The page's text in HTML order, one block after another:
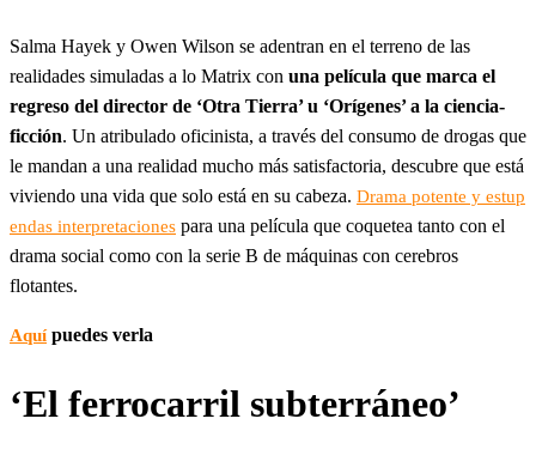
Salma Hayek y Owen Wilson se adentran en el terreno de las
realidades simuladas a lo Matrix con una película que marca el
regreso del director de ‘Otra Tierra’ u ‘Orígenes’ a la ciencia-
ficción. Un atribulado oficinista, a través del consumo de drogas que
le mandan a una realidad mucho más satisfactoria, descubre que está
viviendo una vida que solo está en su cabeza. Drama potente y estup
endas interpretaciones para una película que coquetea tanto con el
drama social como con la serie B de máquinas con cerebros
flotantes.
Aquípuedes verla
‘El ferrocarril subterráneo’